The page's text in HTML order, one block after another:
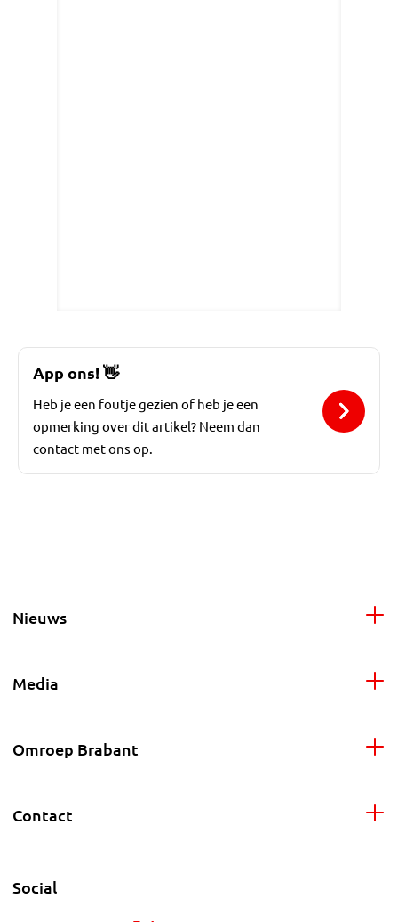
App ons!👋
Heb je een foutje gezien of heb je een
opmerking over dit artikel? Neem dan
contact met ons op.
Nieuws
Media
Omroep Brabant
Contact
Social